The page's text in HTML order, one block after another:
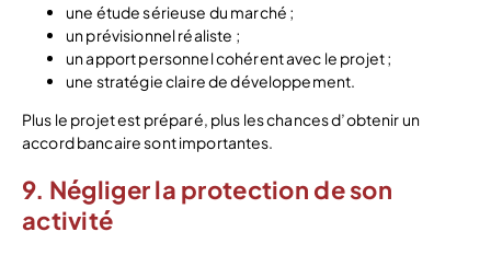
une étude sérieuse du marché ;
un prévisionnel réaliste ;
un apport personnel cohérent avec le projet ;
une stratégie claire de développement.
Plus le projet est préparé, plus les chances d’obtenir un
accord bancaire sont importantes.
9. Négliger la protection de son
activité